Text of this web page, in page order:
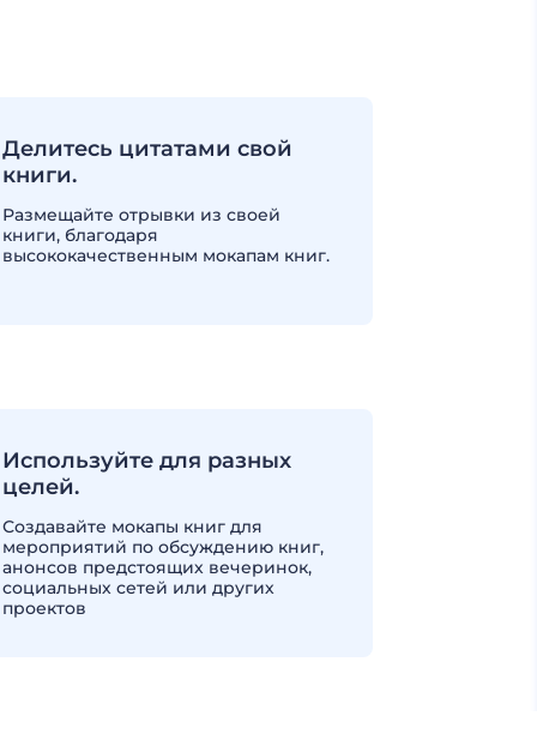
Делитесь цитатами свой
книги.
Размещайте отрывки из своей
книги, благодаря
высококачественным мокапам книг.
Используйте для разных
целей.
Создавайте мокапы книг для
мероприятий по обсуждению книг,
анонсов предстоящих вечеринок,
социальных сетей или других
проектов